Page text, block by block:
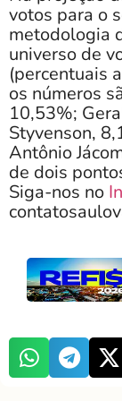
votos para o
metodologia
universo de
(percentuais
os números
10,53%;
Styvenson,
Antônio
de dois
Siga-nos no